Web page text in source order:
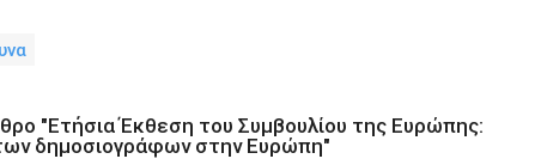
"Ετήσια Έκθεση του Συμβουλίου της Ευρώπης:
δημοσιογράφων στην Ευρώπη"